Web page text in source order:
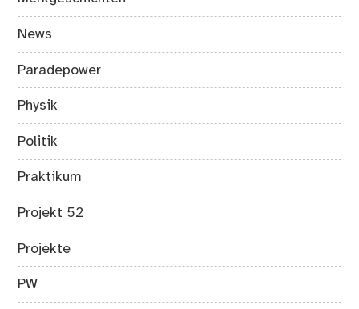
News
Paradepower
Physik
Politik
Praktikum
Projekt 52
Projekte
PW